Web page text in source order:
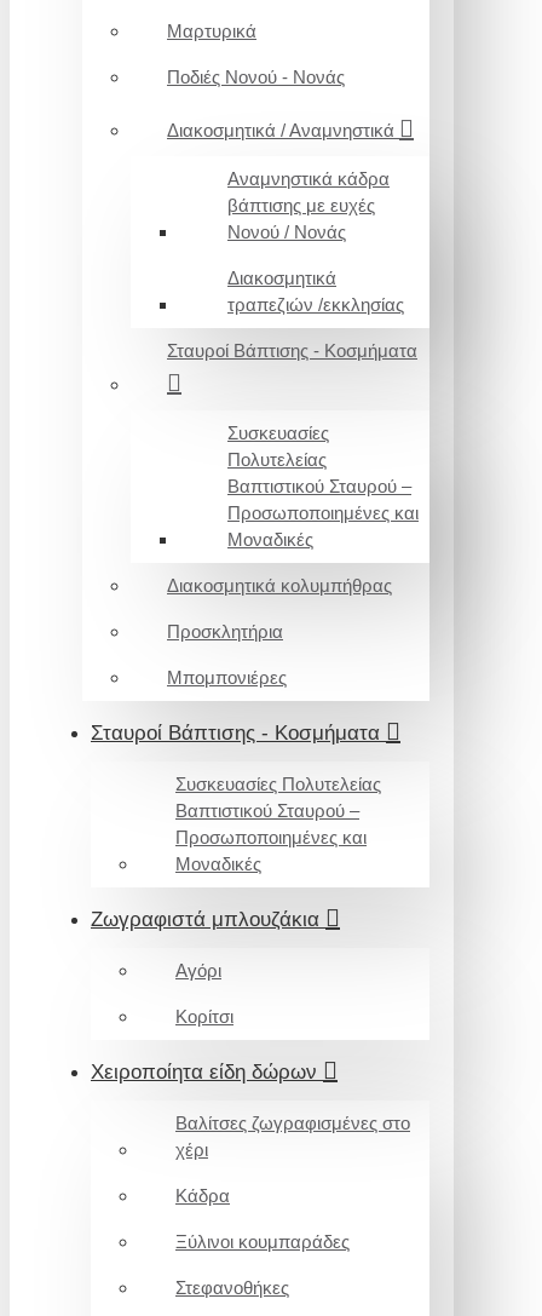
Μαρτυρικά
Ποδιές Νονού - Νονάς
Διακοσμητικά / Αναμνηστικά
Αναμνηστικά κάδρα
βάπτισης με ευχές
Νονού / Νονάς
Διακοσμητικά
τραπεζιών /εκκλησίας
Σταυροί Βάπτισης - Κοσμήματα
Συσκευασίες
Πολυτελείας
Βαπτιστικού Σταυρού –
Προσωποποιημένες και
Μοναδικές
Διακοσμητικά κολυμπήθρας
Προσκλητήρια
Μπομπονιέρες
Σταυροί Βάπτισης - Κοσμήματα
Συσκευασίες Πολυτελείας
Βαπτιστικού Σταυρού –
Προσωποποιημένες και
Μοναδικές
Ζωγραφιστά μπλουζάκια
Αγόρι
Κορίτσι
Χειροποίητα είδη δώρων
Βαλίτσες ζωγραφισμένες στο
χέρι
Κάδρα
Ξύλινοι κουμπαράδες
Στεφανοθήκες